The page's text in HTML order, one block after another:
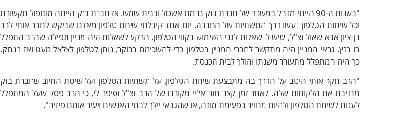
"בשנות ה-90 הייתי מנהל במשרד של חברת בזק ברמת אשכול ובבית שמש. אז חברת בזק הייתה מונופול תקשורת
וכל שיחות הטלפון נעשו דרך התשתיות של החברה. יום אחד קיבלתי שיחת טלפון מאדם שביקש לחבר אותי לרב
בן-ציון אבא שאול זצ"ל, שיש לו שאלות לגבי השימוש בקווי הטלפון. הרקע לשאלות היה מניין תפילה שהרב התפלל
בו בנץ. גבאי המניין היה מתקשר לחברי המניין בטלפון כדי להשכימם בבוקר, נותן לטלפון לצלצל מעט ואז מנתק.
כך היה המתפלל מתעורר משנתו והולך לבית הכנסת.
"הרב חקר אותי היטב על הדרך בה מתבצעת שיחת הטלפון, על תשתיות הטלפון ועל שיטת החיוב שחברת בזק
מחייבת את הלקוחות שלה. לאחר זמן קצר חזר אליי מקורבו של הרב זצ"ל וסיפר לי, כי הרב פסק שעל המתפלל
לענות לשיחת הטלפון ולהיות מחויב בפעימת מונה, או שהגבאי יילך לבתי האנשים ויעיר אותם פיזית".